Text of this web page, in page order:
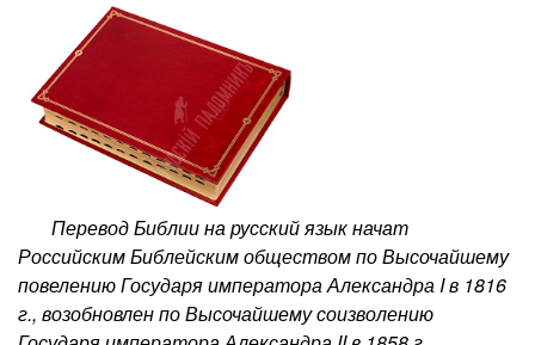
Перевод Библии на русский язык начат
Российским Библейским обществом по Высочайшему
повелению Государя императора Александра I в 1816
г., возобновлен по Высочайшему соизволению